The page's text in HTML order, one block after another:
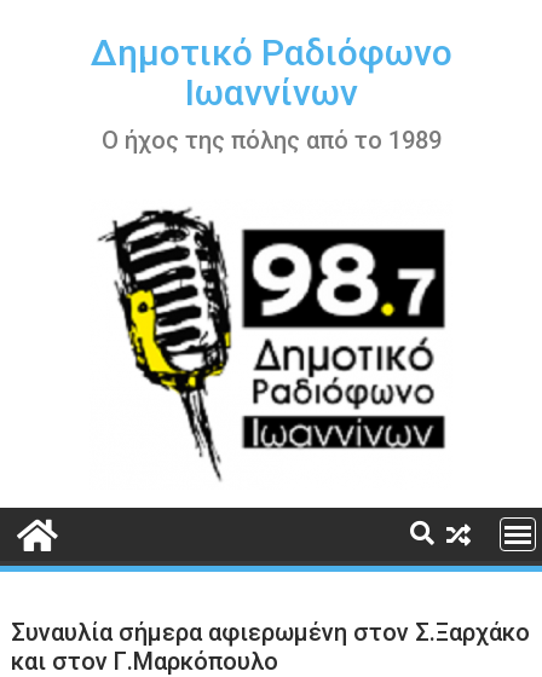
περιεχόμενοΔημοτικό Ραδιόφωνο
Ιωαννίνων
Ο ήχος της πόλης από το 1989
Συναυλία σήμερα αφιερωμένη στον Σ.Ξαρχάκο
και στον Γ.Μαρκόπουλο